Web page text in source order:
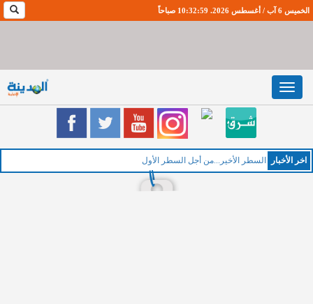
الخميس 6 آب / أغسطس 2026. 10:33:0 صباحاً
Toggle
navigation
اخر اﻷخبار